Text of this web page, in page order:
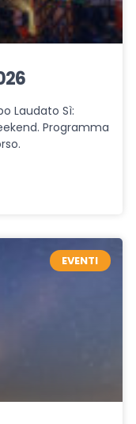
Laudato Sì:
Programma
EVENTI